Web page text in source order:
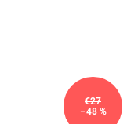
€27
–48 %